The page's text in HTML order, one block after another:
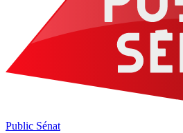
Public Sénat